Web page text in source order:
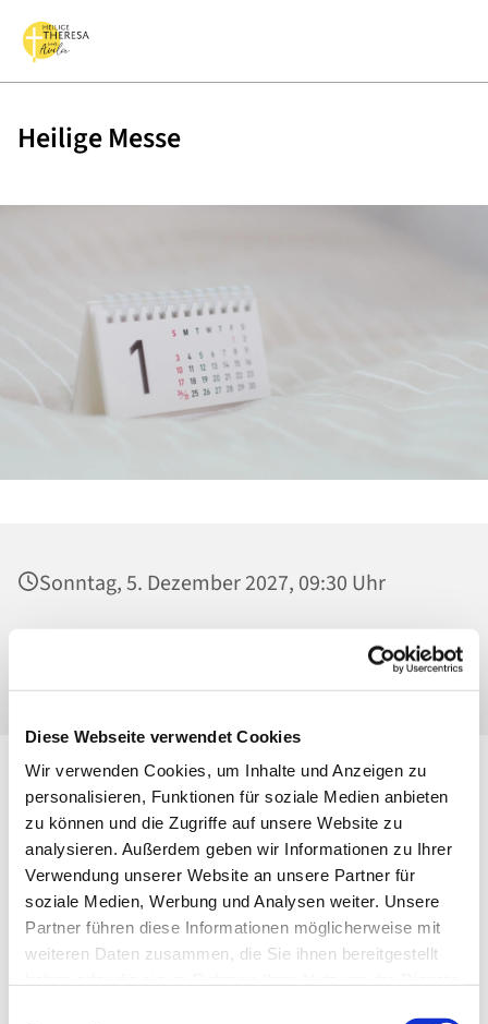
Diese Webseite verwendet Cookies
Wir verwenden Cookies, um Inhalte und Anzeigen zu
personalisieren, Funktionen für soziale Medien anbieten
zu können und die Zugriffe auf unsere Website zu
analysieren. Außerdem geben wir Informationen zu Ihrer
Verwendung unserer Website an unsere Partner für
soziale Medien, Werbung und Analysen weiter. Unsere
Partner führen diese Informationen möglicherweise mit
weiteren Daten zusammen, die Sie ihnen bereitgestellt
Heilige Messe
Sonntag, 5. Dezember 2027, 09:30 Uhr
St. Georg, Kirche, Kissingenplatz, 13189